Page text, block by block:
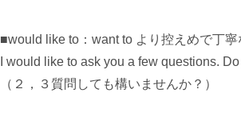
■would like to：want to より控えめで丁寧
I would like to ask you a few questions.
（２，３質問しても構いませんか？）